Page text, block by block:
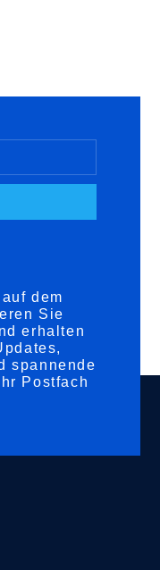
dem
Sie
erhalten
spannende
Postfach